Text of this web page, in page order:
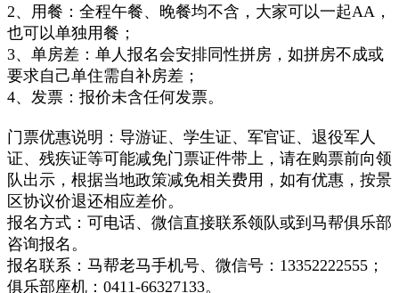
2、 用餐：全程午餐、晚餐均不含，大家可以一起AA，
也可以单独用餐；
3、 单房差： 单人报名会安排同性拼房，如拼房不成或
要求自己单住需自补房差；
4、发票：报价未含任何发票。
门票优惠说明：导游证、学生证、军官证、退役军人
证、残疾证等可能减免门票证件带上，请在购票前向领
队出示，根据当地政策减免相关费用，如有优惠，按景
区协议价退还相应差价。
报名方式：可电话、微信直接联系领队或到马帮俱乐部
咨询报名。
报名联系：马帮老马手机号、微信号：13352222555；
俱乐部座机：0411-66327133。